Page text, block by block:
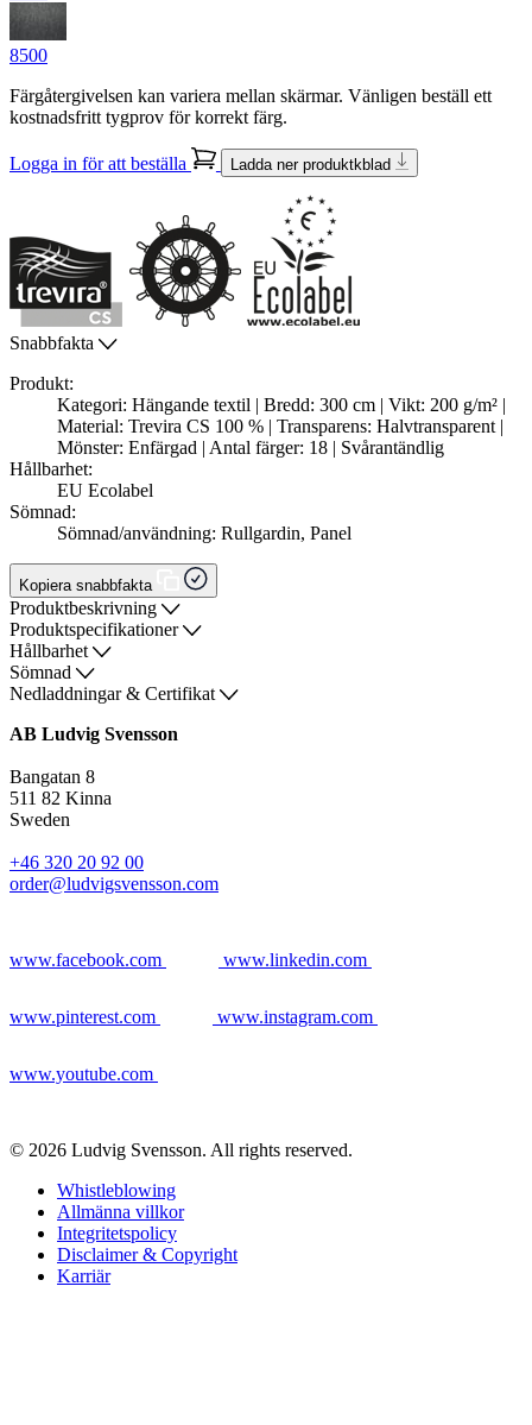
8500
Färgåtergivelsen kan variera mellan skärmar. Vänligen beställ ett
kostnadsfritt tygprov för korrekt färg.
Logga in för att beställa Ladda ner produktkblad
Snabbfakta
Produkt:
Kategori: Hängande textil | Bredd: 300 cm | Vikt: 200 g/m² |
Material: Trevira CS 100 % | Transparens: Halvtransparent |
Mönster: Enfärgad | Antal färger: 18 | Svårantändlig
Hållbarhet:
EU Ecolabel
Sömnad:
Sömnad/användning: Rullgardin, Panel
Kopiera snabbfakta
Produktbeskrivning
Produktspecifikationer
Hållbarhet
Sömnad
Nedladdningar & Certifikat
AB Ludvig Svensson
Bangatan 8
511 82 Kinna
Sweden
+46 320 20 92 00
order@ludvigsvensson.com
www.facebook.com www.linkedin.com
www.pinterest.com www.instagram.com
www.youtube.com
© 2026 Ludvig Svensson. All rights reserved.
Whistleblowing
Allmänna villkor
Integritetspolicy
Disclaimer & Copyright
Karriär